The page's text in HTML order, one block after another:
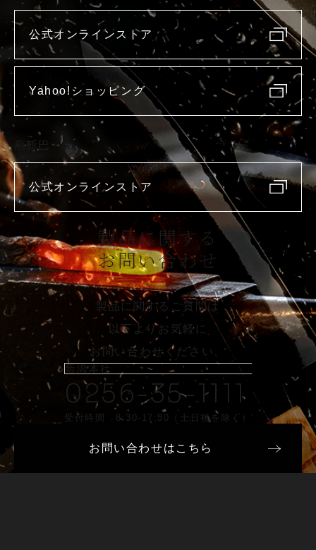
公式オンラインストア
Yahoo!ショッピング
庖斬巴
公式オンラインストア
製品に関する
お問い合わせ
製品に関するご質問は
以下よりお気軽に
お問い合わせください。
新潟本社
0256-35-1111
受付時間 8:30-17:30（土日祝を除く）
お問い合わせはこちら